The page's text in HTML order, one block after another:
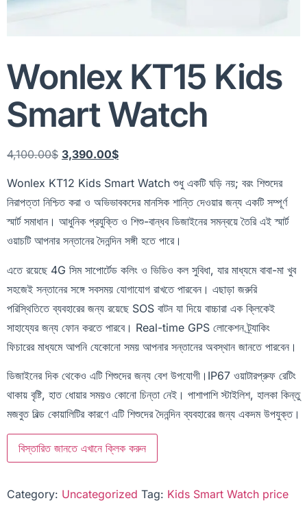
Wonlex KT15 Kids
Smart Watch
4,100.00$ 3,390.00$
Wonlex KT12 Kids Smart Watch শুধু একটি ঘড়ি নয়; বরং শিশুদের
নিরাপত্তা নিশ্চিত করা ও অভিভাবকদের মানসিক শান্তি দেওয়ার জন্য একটি সম্পূর্ণ
স্মার্ট সমাধান। আধুনিক প্রযুক্তি ও শিশু-বান্ধব ডিজাইনের সমন্বয়ে তৈরি এই স্মার্ট
ওয়াচটি আপনার সন্তানের দৈনন্দিন সঙ্গী হতে পারে।
এতে রয়েছে 4G সিম সাপোর্টেড কলিং ও ভিডিও কল সুবিধা, যার মাধ্যমে বাবা-মা খুব
সহজেই সন্তানের সঙ্গে সবসময় যোগাযোগ রাখতে পারবেন। এছাড়া জরুরি
পরিস্থিতিতে ব্যবহারের জন্য রয়েছে SOS বাটন যা দিয়ে বাচ্চারা এক ক্লিকেই
সাহায্যের জন্য ফোন করতে পারবে। Real-time GPS লোকেশন ট্র্যাকিং
ফিচারের মাধ্যমে আপনি যেকোনো সময় আপনার সন্তানের অবস্থান জানতে পারবেন।
ডিজাইনের দিক থেকেও এটি শিশুদের জন্য বেশ উপযোগী।IP67 ওয়াটারপ্রুফ রেটিং
থাকায় বৃষ্টি, হাত ধোয়ার সময়ও কোনো চিন্তা নেই। পাশাপাশি স্টাইলিশ, হালকা কিন্তু
মজবুত বিল্ড কোয়ালিটির কারণে এটি শিশুদের দৈনন্দিন ব্যবহারের জন্য একদম উপযুক্ত।
বিস্তারিত জানতে এখানে ক্লিক করুন
Category: Uncategorized Tag: Kids Smart Watch price